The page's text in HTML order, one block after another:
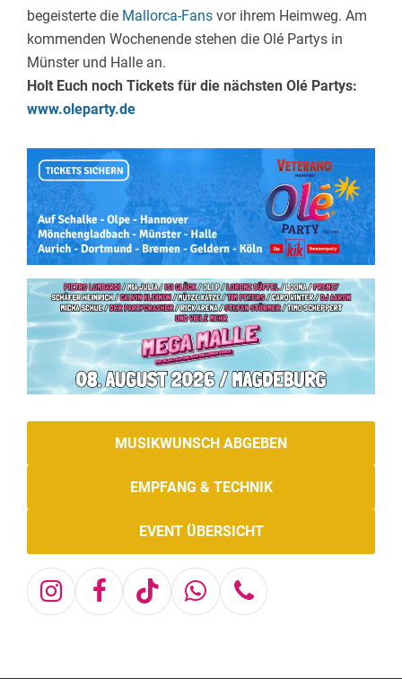
begeisterte die Mallorca-Fans vor ihrem Heimweg. Am
kommenden Wochenende stehen die Olé Partys in
Münster und Halle an.
Holt Euch noch Tickets für die nächsten Olé Partys:
www.oleparty.de
MUSIKWUNSCH ABGEBEN
EMPFANG & TECHNIK
EVENT ÜBERSICHT
Instagram
Facebook
TiktokWhatsapp
Telefon